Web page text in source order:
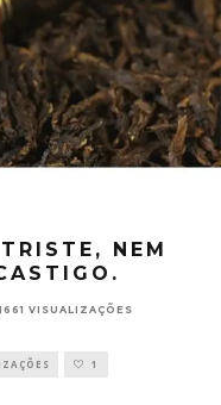
NEM
1661 VISUALIZAÇÕES
1